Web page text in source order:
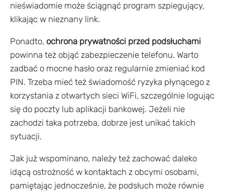
nieświadomie może ściągnąć program szpiegujący,
klikając w nieznany link.
Ponadto, ochrona prywatności przed podsłuchami
powinna też objąć zabezpieczenie telefonu. Warto
zadbać o mocne hasło oraz regularnie zmieniać kod
PIN. Trzeba mieć też świadomość ryzyka płynącego z
korzystania z otwartych sieci WiFi, szczególnie logując
się do poczty lub aplikacji bankowej. Jeżeli nie
zachodzi taka potrzeba, dobrze jest unikać takich
sytuacji.
Jak już wspominano, należy też zachować daleko
idącą ostrożność w kontaktach z obcymi osobami,
pamiętając jednocześnie, że podsłuch może równie